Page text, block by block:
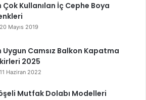
Çok Kullanılan İç Cephe Boya
20 Mayıs 2019
Uygun Camsız Balkon Kapatma
2025
11 Haziran 2022
Mutfak Dolabı Modelleri